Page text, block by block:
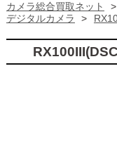
カメラ総合買取ネット >
デジタルカメラ
>